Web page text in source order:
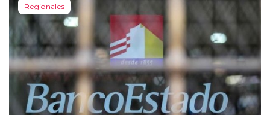
Regionales